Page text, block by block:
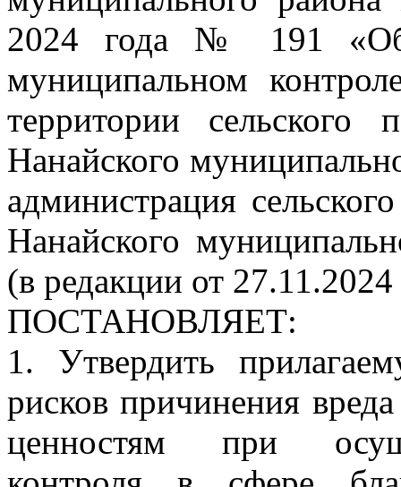
2024 года № 191 «Об
муниципальном
территории сельского
Нанайского
администрация
Нанайского
(в редакции от
ПОСТАНОВЛЯЕТ:
1. Утвердить
рисков причинения
ценностям при